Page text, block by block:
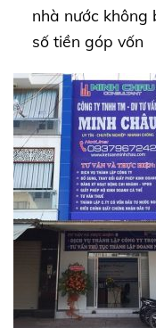
nhà nước không
số tiền góp vốn